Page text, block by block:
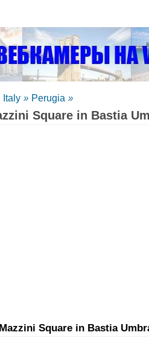
Italy » Perugia »
Square in Bastia
Square in Bastia